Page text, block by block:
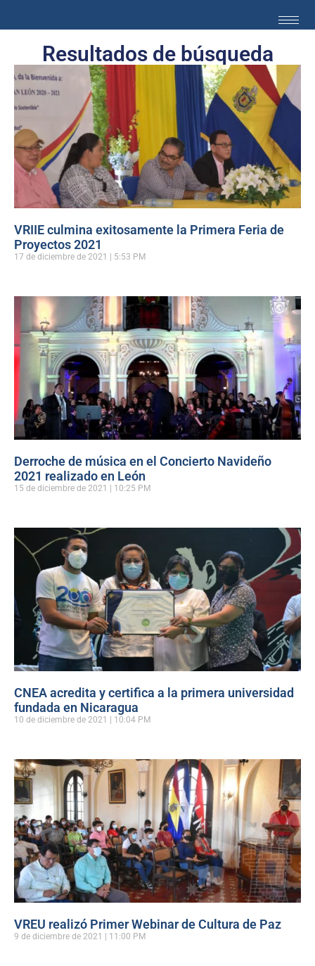
Resultados de búsqueda
VRIIE culmina exitosamente la Primera Feria de
Proyectos 2021
17 de diciembre de 2021 5:53 PM
Derroche de música en el Concierto Navideño
2021 realizado en León
15 de diciembre de 2021 10:25 PM
CNEA acredita y certifica a la primera universidad
fundada en Nicaragua
10 de diciembre de 2021 10:04 PM
VREU realizó Primer Webinar de Cultura de Paz
9 de diciembre de 2021 11:00 PM